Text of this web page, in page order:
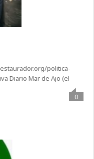
politica-
Diario Mar de Ajo (el
0